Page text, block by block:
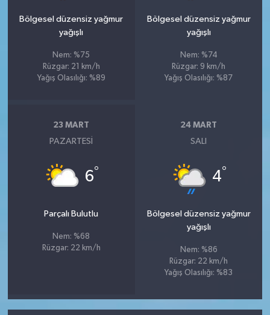
Bölgesel düzensiz yağmur
yağışlı
Nem: %75
Rüzgar: 21 km/h
Yağış Olasılığı: %89
Bölgesel düzensiz yağmur
yağışlı
Nem: %74
Rüzgar: 9 km/h
Yağış Olasılığı: %87
23 MART
PAZARTESI
6°
Parçalı Bulutlu
Nem: %68
Rüzgar: 22 km/h
24 MART
SALI
4°
Bölgesel düzensiz yağmur
yağışlı
Nem: %86
Rüzgar: 22 km/h
Yağış Olasılığı: %83